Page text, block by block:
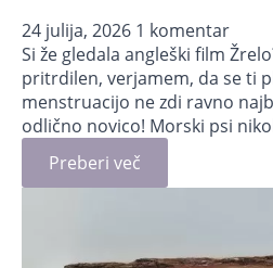
24 julija, 2026 1 komentar
Si že gledala angleški film
pritrdilen, verjamem, da se ti
menstruacijo ne zdi ravno
odlično novico! Morski psi
Preberi več